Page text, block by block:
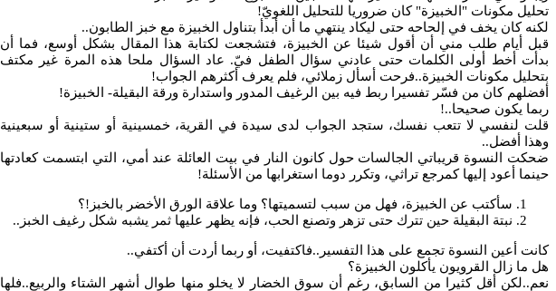
تحليل مكونات "الخبيزة" كان ضروريا للتحليل اللغويّ!
لكنه كان يخف في إلحاحه حتى ليكاد ينتهي ما أن أبدأ بتناول الخبيزة مع خبز الطابون..
قبل أيام طلب مني أن أقول شيئا عن الخبيزة، فتشجعت لكتابة هذا المقال بشكل أوسع، فما أن
بدأت أخط أولى الكلمات حتى عادني سؤال الطفل فيّ. عاد السؤال ملحا هذه المرة غير مكتف
بتحليل مكونات الخبيزة..فرحت أسأل زملائي، فلم يعرف أكثرهم الجواب!
أفضلهم كان من فسّر تفسيرا ربط فيه بين الرغيف المدور واستدارة ورقة البقيلة- الخبيزة!
ربما يكون صحيحا..!
قلت لنفسي لا تتعب نفسك، ستجد الجواب لدى سيدة في القرية، خمسينية أو ستينية أو سبعينية
وهذا أفضل..
ضحكت النسوة قريباتي الجالسات حول كانون النار في بيت العائلة عند أمي، التي ابتسمت كعادتها
حينما أعود إليها كمرجع تراثي، وتكرر دوما استغرابها من الأسئلة!
سأكتب عن الخبيزة، فهل من سبب لتسميتها؟ وما علاقة الورق الأخضر بالخبز!؟
نبتة البقيلة حين تترك حتى تزهر وتصنع الحب، فإنه يظهر عليها ثمر يشبه شكل رغيف الخبز..
كانت أعين النسوة تجمع على هذا التفسير..فاكتفيت، أو ربما أردت أن أكتفي..
هل ما زال القرويون يأكلون الخبيزة؟
نعم..لكن أقل كثيرا من السابق، رغم أن سوق الخضار لا يخلو منها طوال أشهر الشتاء والربيع..فلها